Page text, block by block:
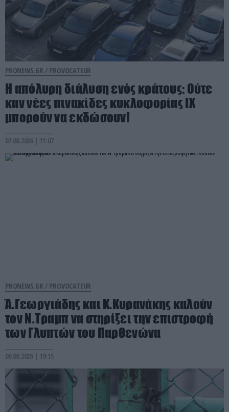
PRONEWS.GR / PROVOCATEUR
Η απόλυρη διάλυση ενός κράτους: Ούτε
καν νέες πινακίδες κυκλοφορίας ΙΧ
μπορούν να εκδώσουν!
07.08.2026 | 11:07
PRONEWS.GR / PROVOCATEUR
Ά.Γεωργιάδης και Κ.Κυρανάκης καλούν
τον Ν.Τραμπ να στηρίξει την επιστροφή
των Γλυπτών του Παρθενώνα
06.08.2026 | 19:15